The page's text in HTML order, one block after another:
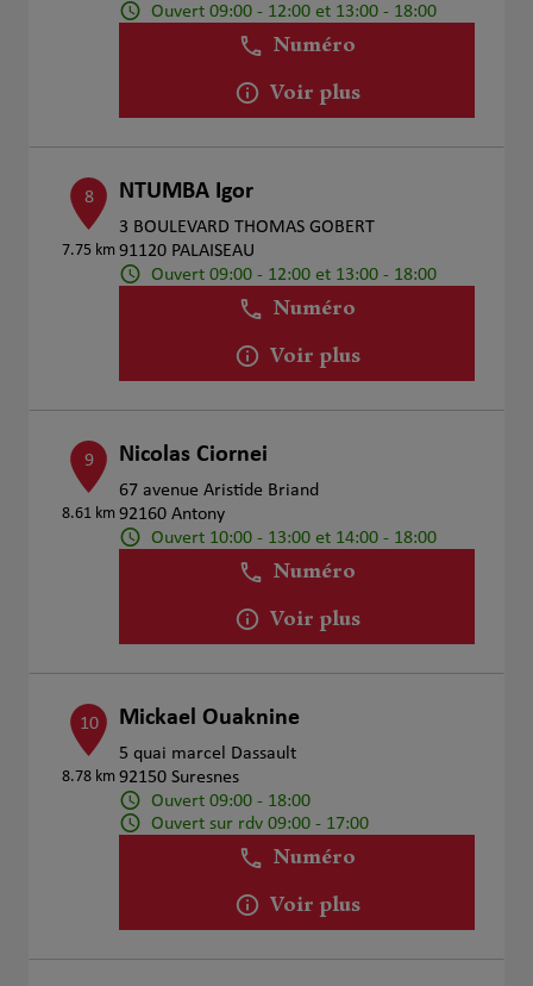
Ouvert 09:00 - 12:00 et 13:00 - 18:00
Numéro
Voir plus
8
7.75 km
NTUMBA Igor
3 BOULEVARD THOMAS GOBERT
91120 PALAISEAU
Ouvert 09:00 - 12:00 et 13:00 - 18:00
Numéro
Voir plus
9
8.61 km
Nicolas Ciornei
67 avenue Aristide Briand
92160 Antony
Ouvert 10:00 - 13:00 et 14:00 - 18:00
Numéro
Voir plus
10
8.78 km
Mickael Ouaknine
5 quai marcel Dassault
92150 Suresnes
Ouvert 09:00 - 18:00
Ouvert sur rdv 09:00 - 17:00
Numéro
Voir plus